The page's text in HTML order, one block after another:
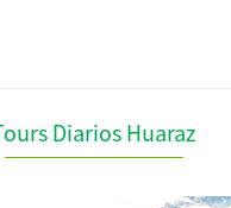
Diarios Huaraz